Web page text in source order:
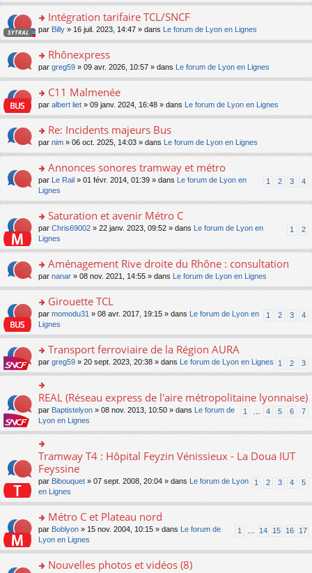
e
ré
c
e
lu
le
u
ré
c
e
n
o
n
lu
pl
s
ré
c
nt
e
s
s
e
n
o
n
le
u
s
ré
e
nt
s
er
le
m
e
s
g
e
n
o
lu
pl
u
ré
e
nt
o
n
ult
er
le
m
e
a
g
e
n
n
pl
u
ré
e
nt
Intégration tarifaire TCL/SNCF
par Billy » 16 juil. 2023, 14:47 » dans Le forum de Lyon en Lignes
o
n
ult
er
le
m
e
a
g
e
n
o
lu
u
s
ré
e
nt
Rhônexpress
par greg59 » 09 avr. 2026, 10:57 » dans Le forum de Lyon en Lignes
o
n
ult
er
le
m
e
s
g
e
n
o
n
le
u
s
ré
c
nt
C11 Malmenée
par albert liet » 09 janv. 2024, 16:48 » dans Le forum de Lyon en Lignes
o
n
ult
er
le
m
e
s
s
e
n
o
n
le
s
ré
c
e
nt
Re: Incidents majeurs Bus
par nim » 06 oct. 2025, 14:03 » dans Le forum de Lyon en Lignes
o
s
er
le
m
e
s
s
e
n
o
n
lu
pl
s
ré
c
nt
Annonces sonores tramway et métro
1 2 3 4
par Le Rail » 01 févr. 2014, 01:39 » dans
Le forum de Lyon en
Lignes
o
s
er
le
m
e
s
s
e
n
o
n
lu
pl
ré
e
nt
Saturation et avenir Métro C
1 2
par Chris69002 » 22 janv. 2023, 09:52 » dans
Le forum de Lyon en
Lignes
o
n
ult
er
le
m
e
s
a
e
n
o
n
lu
le
pl
u
s
ré
c
e
nt
Aménagement Rive droite du Rhône : consultation
par nanar » 08 nov. 2021, 14:55 » dans Le forum de Lyon en Lignes
o
s
er
le
m
e
s
s
a
e
o
n
lu
le
pl
s
ré
c
e
nt
Girouette TCL
1 2 3 4
par momodu31 » 08 avr. 2017, 19:15 » dans
Le forum de Lyon en
Lignes
o
n
s
ult
er
le
m
e
s
a
e
n
lu
le
pl
s
Transport ferroviaire de la Région AURA
1 2 3
par greg59 » 20 sept. 2023, 20:38 » dans Le forum de Lyon en Lignes
o
n
s
le
m
e
s
s
a
e
n
o
n
lu
REAL (Réseau express de l'aire métropolitaine lyonnaise)
1 4 5 6 7
par Baptistelyon » 08 nov. 2013, 10:50 » dans
Le forum de
Lyon en Lignes
o
n
ult
le
m
e
s
s
g
Tramway T4 : Hôpital Feyzin Vénissieux - La Doua IUT
Feyssine
1 2 3 4 5
par Bibouquet » 07 sept. 2008, 20:04 » dans
Le forum de Lyon
en Lignes
o
s
er
Métro C et Plateau nord
1 14 15 16 17
par Boblyon » 15 nov. 2004, 10:15 » dans
Le forum de
Lyon en Lignes
Nouvelles photos et vidéos (8)